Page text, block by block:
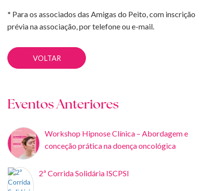
* Para os associados das Amigas do Peito, com inscrição
prévia na associação, por telefone ou e-mail.
VOLTAR
Eventos Anteriores
Workshop Hipnose Clínica – Abordagem e
conceção prática na doença oncológica
2ª Corrida Solidária ISCPSI